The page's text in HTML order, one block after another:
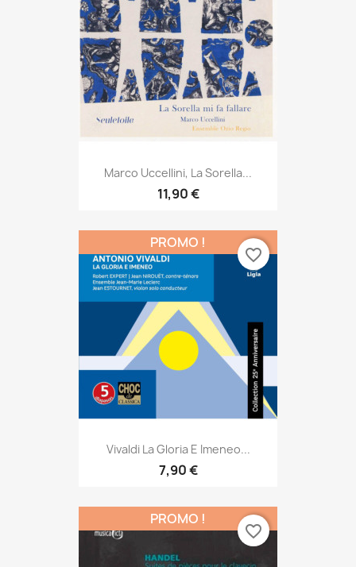
Marco Uccellini, La Sorella...
11,90 €
Vivaldi La Gloria E Imeneo...
7,90 €
PROMO !
favorite_border
PROMO !
favorite_border